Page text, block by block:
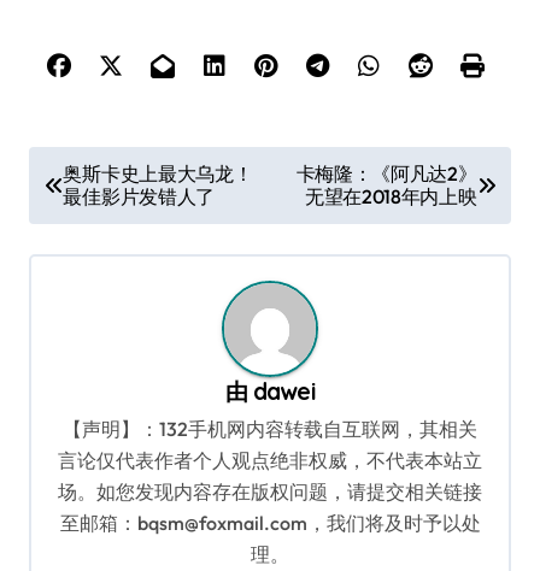
章
导
奥斯卡史上最大乌龙！
最佳影片发错人了
卡梅隆：《阿凡达2》
无望在2018年内上映
由 dawei
【声明】：132手机网内容转载自互联网，其相关
言论仅代表作者个人观点绝非权威，不代表本站立
场。如您发现内容存在版权问题，请提交相关链接
至邮箱：bqsm@foxmail.com，我们将及时予以处
理。